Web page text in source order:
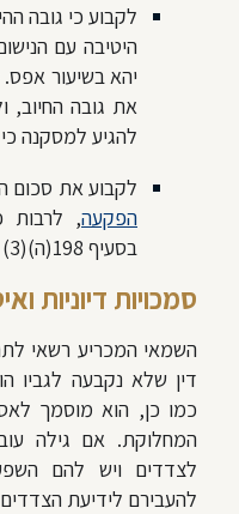
לקבוע כי גובה
היטיבה עם
יהא בשיעור
את גובה החיוב,
להגיע למסקנה
לקבוע את סכום
הפקעה, לרבות
בסעיף 198(ה)(3) לחוק התכנון והבניה.
סמכויות דיוניות
השמאי המכריע רשאי
דין שלא נקבעה לגביו
כמו כן, הוא מוסמך
המחלוקת. אם גילה
לצדדים ויש להם
להעבירם לידיעת